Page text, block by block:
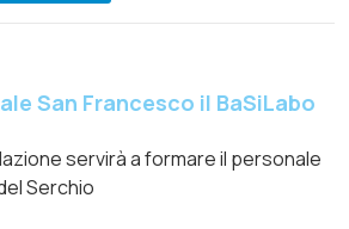
San Francesco il BaSiLabo
servirà a formare il personale
Serchio